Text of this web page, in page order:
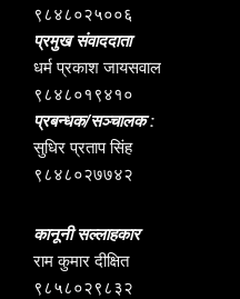
९८४८०२५००६
प्रमुख संवाददाता
धर्म प्रकाश जायसवाल
९८४८०१९४१०
प्रबन्धक/सञ्चालक :
सुधिर प्रताप सिंह
९८४८०२७७४२
कानूनी सल्लाहकार
राम कुमार दीक्षित
९८५८०२९८३२